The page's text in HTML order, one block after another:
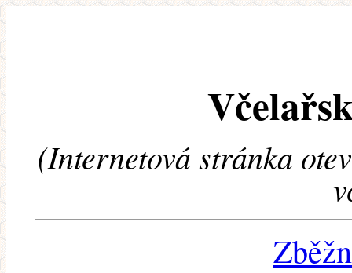
(Internetová stránka